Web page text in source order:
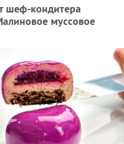
шеф-кондитера
муссовое